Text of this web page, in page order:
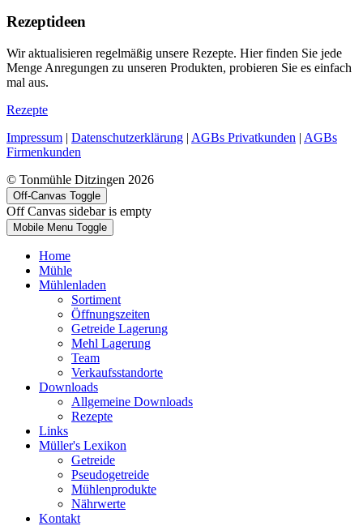
Rezeptideen
Wir aktualisieren regelmäßig unsere Rezepte. Hier finden Sie jede
Menge Anregungen zu unseren Produkten, probieren Sie es einfach
mal aus.
Rezepte
Impressum | Datenschutzerklärung | AGBs Privatkunden | AGBs
Firmenkunden
© Tonmühle Ditzingen 2026
Off-Canvas Toggle
Off Canvas sidebar is empty
Mobile Menu Toggle
Home
Mühle
Mühlenladen
Sortiment
Öffnungszeiten
Getreide Lagerung
Mehl Lagerung
Team
Verkaufsstandorte
Downloads
Allgemeine Downloads
Rezepte
Links
Müller's Lexikon
Getreide
Pseudogetreide
Mühlenprodukte
Nährwerte
Kontakt